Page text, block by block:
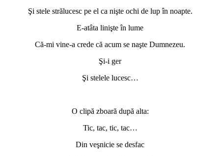
Şi stele strălucesc pe el ca nişte ochi de lup în noapte.
E-atâta linişte în lume
Că-mi vine-a crede că acum se naşte Dumnezeu.
Şi-i ger
Şi stelele lucesc…
O clipă zboară după alta:
Tic, tac, tic, tac…
Din veşnicie se desfac